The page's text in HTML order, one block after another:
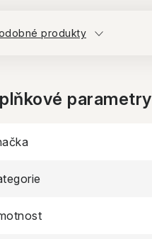
produkty
parametry